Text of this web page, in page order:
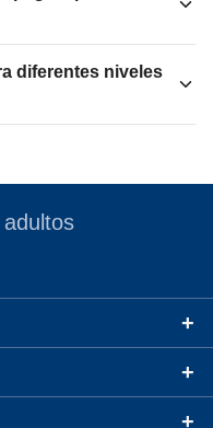
diferentes niveles
+
+
+